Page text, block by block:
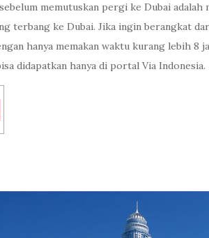
memutuskan pergi ke Dubai
terbang ke Dubai. Jika ingin berangkat
hanya memakan waktu kurang lebih 8
didapatkan hanya di portal Via Indonesia.